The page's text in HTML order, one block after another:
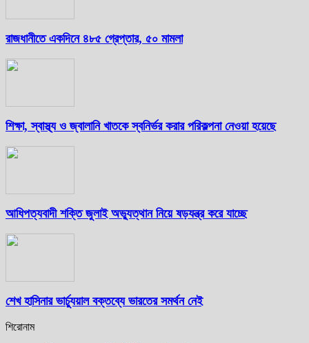
রাজধানীতে একদিনে ৪৮৫ গ্রেপ্তার, ৫০ মামলা
শিক্ষা, স্বাস্থ্য ও জ্বালানি খাতকে স্বনির্ভর করার পরিকল্পনা নেওয়া হয়েছে
আধিপত্যবাদী শক্তি জুলাই অভ্যুত্থান নিয়ে ষড়যন্ত্র করে যাচ্ছে
শেখ হাসিনার ভার্চ্যুয়াল বক্তব্যে ভারতের সমর্থন নেই
শিরোনাম